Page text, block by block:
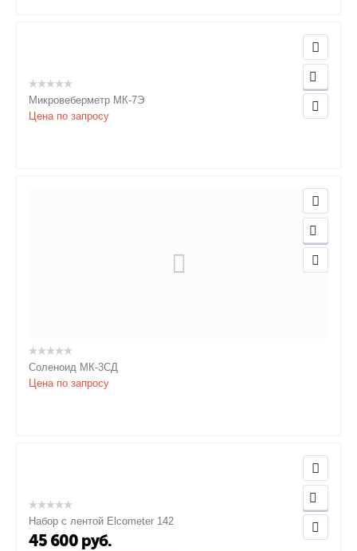
Микровеберметр МК-7Э
Цена по запросу
Соленоид МК-3СД
Цена по запросу
Набор с лентой Elcometer 142
45 600 руб.